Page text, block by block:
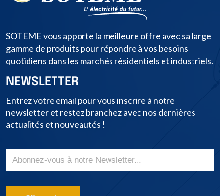
SOTEME vous apporte la meilleure offre avec sa large
gamme de produits pour répondre à vos besoins
quotidiens dans les marchés résidentiels et industriels.
NEWSLETTER
Entrez votre email pour vous inscrire à notre
newsletter et restez branchez avec nos dernières
actualités et nouveautés !